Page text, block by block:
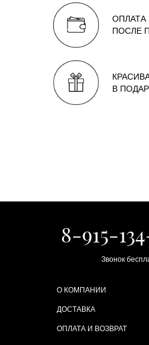
ОПЛАТА
ПОСЛЕ
В
8-915-
Звонок
О КОМПАНИИ
ДОСТАВКА
ОПЛАТА И ВОЗВРАТ